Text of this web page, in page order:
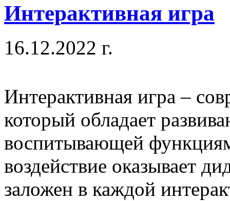
Интерактивная игра
16.12.2022 г.
Интерактивная игра –
который обладает
воспитывающей
воздействие оказывает
заложен в каждой